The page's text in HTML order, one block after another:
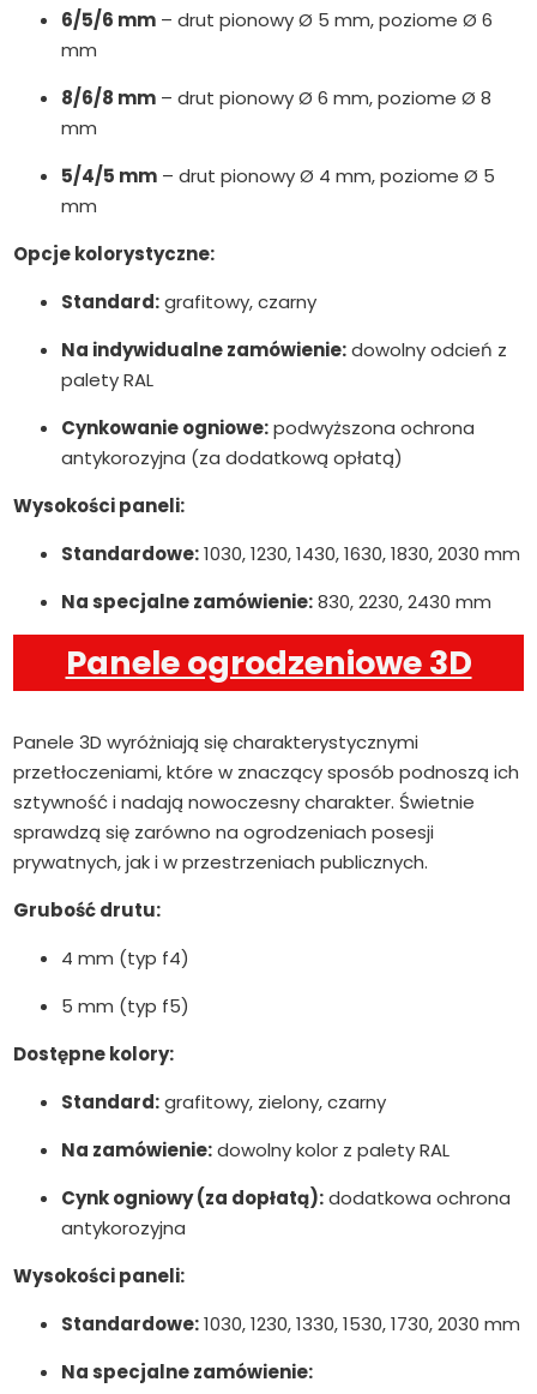
6/5/6 mm – drut pionowy Ø 5 mm, poziome Ø 6
mm
8/6/8 mm – drut pionowy Ø 6 mm, poziome Ø 8
mm
5/4/5 mm – drut pionowy Ø 4 mm, poziome Ø 5
mm
Opcje kolorystyczne:
Standard:grafitowy, czarny
Na indywidualne zamówienie:dowolny odcień z
palety RAL
Cynkowanie ogniowe:podwyższona ochrona
antykorozyjna (za dodatkową opłatą)
Wysokości paneli:
Standardowe:1030, 1230, 1430, 1630, 1830, 2030 mm
Na specjalne zamówienie:830, 2230, 2430 mm
Panele ogrodzeniowe 3D
Panele 3D wyróżniają się charakterystycznymi
przetłoczeniami, które w znaczący sposób podnoszą ich
sztywność i nadają nowoczesny charakter. Świetnie
sprawdzą się zarówno na ogrodzeniach posesji
prywatnych, jak i w przestrzeniach publicznych.
Grubość drutu:
4 mm (typ f4)
5 mm (typ f5)
Dostępne kolory:
Standard:grafitowy, zielony, czarny
Na zamówienie:dowolny kolor z palety RAL
Cynk ogniowy (za dopłatą):dodatkowa ochrona
antykorozyjna
Wysokości paneli:
Standardowe:1030, 1230, 1330, 1530, 1730, 2030 mm
Na specjalne zamówienie: